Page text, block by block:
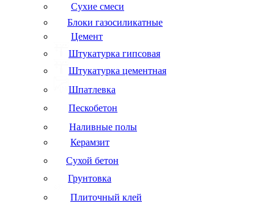
Сухие смеси
Блоки газосиликатные
Цемент
Штукатурка гипсовая
Штукатурка цементная
Шпатлевка
Пескобетон
Наливные полы
Керамзит
Сухой бетон
Грунтовка
Плиточный клей